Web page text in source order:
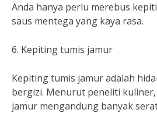
Anda hanya perlu merebus
saus mentega yang kaya rasa.
6. Kepiting tumis jamur
Kepiting tumis jamur adalah
bergizi. Menurut peneliti
jamur mengandung banyak